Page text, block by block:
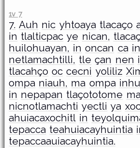
1v 7
7. Auh nic yhtoaya tlacaço
in tlalticpac ye nican,
huilohuayan, in oncan ca in
netlamachtilli, tle çan nen
tlacahço oc cecni yoliliz
ompa niauh, ma ompa
in nepapan tlaçototome
nicnotlamachti yectli ya
ahuiacaxochitl in
tepacca teahuiacayhuintia
tepaccaauiacayhuintia.